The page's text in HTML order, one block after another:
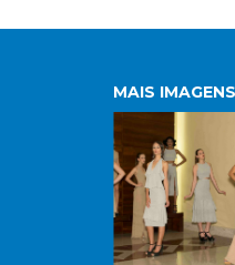
MAIS IMAGENS